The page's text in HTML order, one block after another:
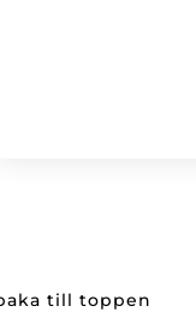
till toppen